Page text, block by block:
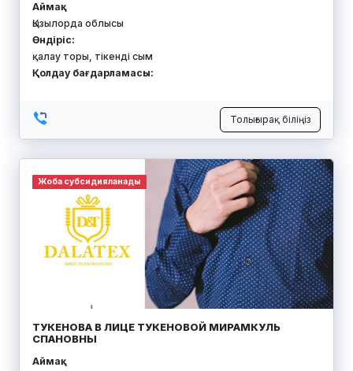
Аймақ:
Қызылорда облысы
Өндіріс:
қалау торы, тікенді сым
Қолдау бағдарламасы:
Толығырақ біліңіз
Жоба субсидияланады
ТУКЕНОВА В ЛИЦЕ ТУКЕНОВОЙ МИРАМКУЛЬ
СПАНОВНЫ
Аймақ: